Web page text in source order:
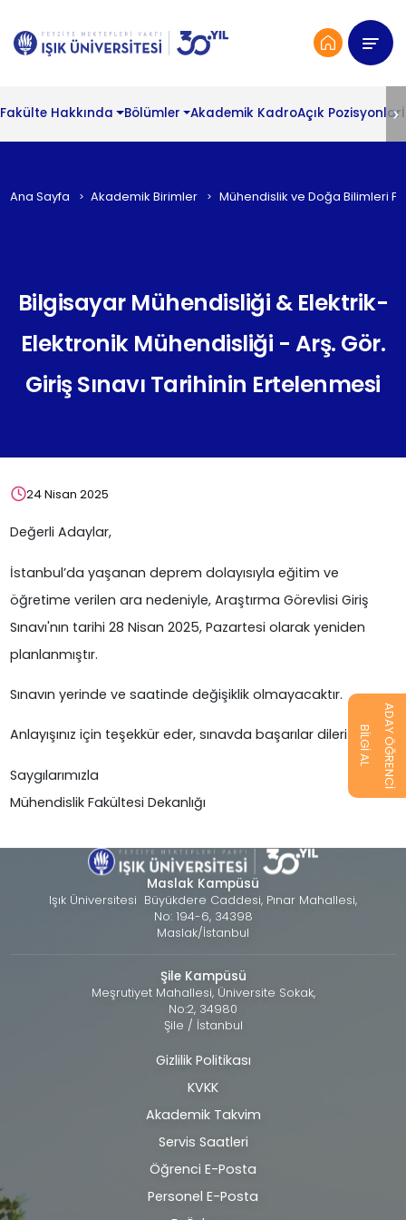
Fakülte Hakkında Bölümler Akademik KadroAçık Pozisyonlar
Ana Sayfa Akademik Birimler Mühendislik ve Doğa Bilimleri
Bilgisayar Mühendisliği & Elektrik-
Elektronik Mühendisliği - Arş. Gör.
Giriş Sınavı Tarihinin Ertelenmesi
24 Nisan 2025
Değerli Adaylar,
İstanbul’da yaşanan deprem dolayısıyla eğitim ve
öğretime verilen ara nedeniyle, Araştırma Görevlisi Giriş
Sınavı'nın tarihi 28 Nisan 2025, Pazartesi olarak yeniden
planlanmıştır.
Sınavın yerinde ve saatinde değişiklik olmayacaktır.
Anlayışınız için teşekkür eder, sınavda başarılar dileriz.
Saygılarımızla
Mühendislik Fakültesi Dekanlığı
Maslak Kampüsü
Işık Üniversitesi Büyükdere Caddesi, Pınar Mahallesi,
No: 194-6, 34398
Maslak/İstanbul
Şile Kampüsü
Meşrutiyet Mahallesi, Üniversite Sokak,
No:2, 34980
Şile / İstanbul
Alt
bilgi
Gizlilik Politikası
KVKK
Akademik Takvim
Servis Saatleri
Öğrenci E-Posta
Personel E-Posta
BİLGİ AL ADAY ÖĞRENCİ